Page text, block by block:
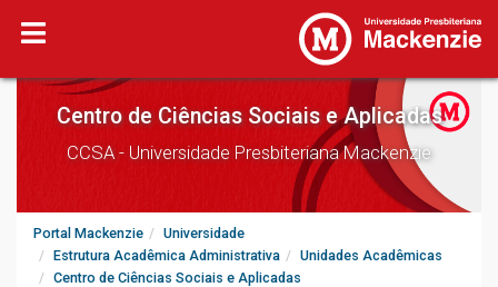
Centro de Ciências Sociais e Aplicadas
CCSA - Universidade Presbiteriana Mackenzie
Portal Mackenzie
Universidade
Estrutura Acadêmica Administrativa
Unidades Acadêmicas
Centro de Ciências Sociais e Aplicadas